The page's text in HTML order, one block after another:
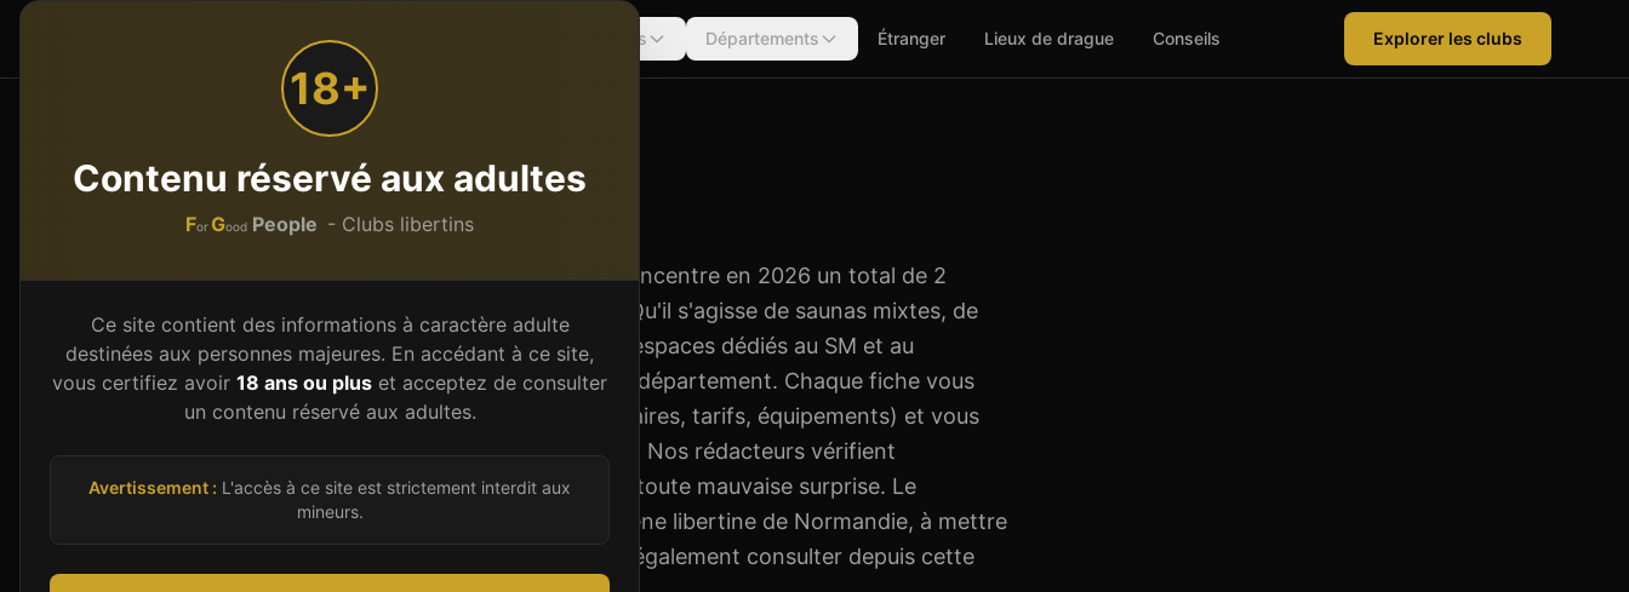
18+
Contenu réservé aux adultes
For Good People - Clubs libertins
Ce site contient des informations à caractère adulte
destinées aux personnes majeures. En accédant à ce site,
vous certifiez avoir 18 ans ou plus et acceptez de consulter
un contenu réservé aux adultes.
Avertissement : L'accès à ce site est strictement interdit aux
mineurs.
Régions Départements Étranger Lieux de drague Conseils Explorer les clubs
Bar libertin Calvados
Le département Calvados (14), situé en Normandie, concentre en 2026 un total de 2
établissements libertins répertoriés sur 2 communes. Qu'il s'agisse de saunas mixtes, de
clubs échangistes pour couples, de bars libertins ou d'espaces dédiés au SM et au
fétichisme, notre annuaire couvre toute la diversité du département. Chaque fiche vous
donne accès aux informations clés (coordonnées, horaires, tarifs, équipements) et vous
permet d'entrer en contact direct avec l'établissement. Nos rédacteurs vérifient
régulièrement la validité des données pour vous éviter toute mauvaise surprise. Le
Calvados reste un département intéressant pour la scène libertine de Normandie, à mettre
en regard des départements voisins que vous pouvez également consulter depuis cette